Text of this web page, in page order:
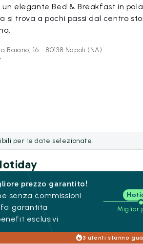
elegante Bed & Breakfast in
si trova a pochi passi dal centro
Baiano, 16 - 80138 Napoli (NA)
per le date selezionate.
prezzo garantito!
senza commissioni
garantita
esclusivi
Miglior
3 utenti stanno